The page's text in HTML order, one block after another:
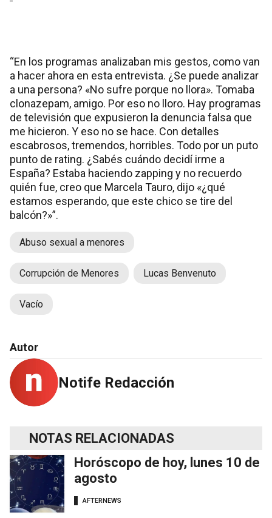
“En los programas analizaban mis gestos, como van
a hacer ahora en esta entrevista. ¿Se puede analizar
a una persona? «No sufre porque no llora». Tomaba
clonazepam, amigo. Por eso no lloro. Hay programas
de televisión que expusieron la denuncia falsa que
me hicieron. Y eso no se hace. Con detalles
escabrosos, tremendos, horribles. Todo por un puto
punto de rating. ¿Sabés cuándo decidí irme a
España? Estaba haciendo zapping y no recuerdo
quién fue, creo que Marcela Tauro, dijo «¿qué
estamos esperando, que este chico se tire del
balcón?»”.
Abuso sexual a menores
Corrupción de Menores Lucas Benvenuto
Vacío
Autor
Notife Redacción
NOTAS RELACIONADAS
Horóscopo de hoy, lunes 10 de
agosto
AFTERNEWS